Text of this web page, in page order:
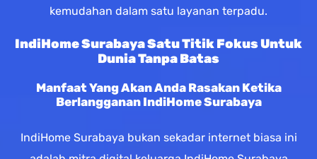
kemudahan dalam satu layanan terpadu.
IndiHome Surabaya Satu Titik Fokus Untuk
Dunia Tanpa Batas
Manfaat Yang Akan Anda Rasakan Ketika
Berlangganan IndiHome Surabaya
IndiHome Surabaya bukan sekadar internet biasa ini